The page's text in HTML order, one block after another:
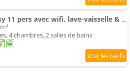
Chalet cosy 11 pers avec wifi, lave-vaisselle & lave-linge - FR-1-342-229
4 chambres, 2 salles de bains